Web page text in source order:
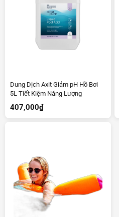
Dung Dịch Axit Giảm pH Hồ Bơi
5L Tiết Kiệm Năng Lượng
407,000₫